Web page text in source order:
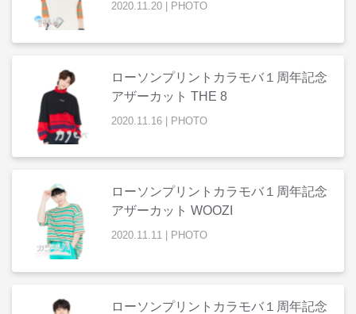
2020.11.20 PHOTO
ローソンプリントカラモバ１周年記念
アザーカット THE 8
2020 11 16 PHOTO
ローソンプリントカラモバ１周年記念
アザーカット WOOZI
2020.11.11 PHOTO
ローソンプリントカラモバ１周年記念